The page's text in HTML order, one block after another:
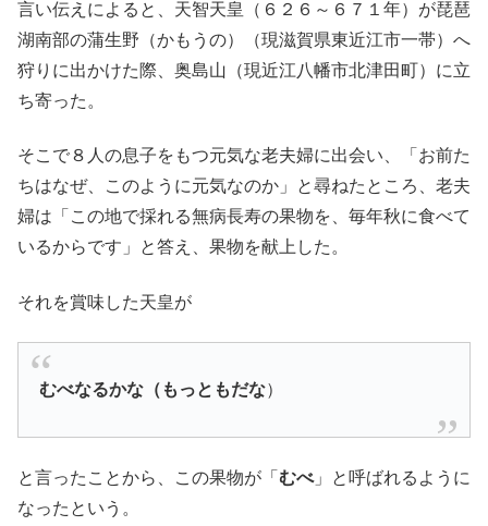
言い伝えによると、天智天皇（６２６～６７１年）が琵琶
湖南部の蒲生野（かもうの）（現滋賀県東近江市一帯）へ
狩りに出かけた際、奥島山（現近江八幡市北津田町）に立
ち寄った。
そこで８人の息子をもつ元気な老夫婦に出会い、「お前た
ちはなぜ、このように元気なのか」と尋ねたところ、老夫
婦は「この地で採れる無病長寿の果物を、毎年秋に食べて
いるからです」と答え、果物を献上した。
それを賞味した天皇が
むべなるかな（もっともだな）
と言ったことから、この果物が「 むべ」と呼ばれるように
なったという。